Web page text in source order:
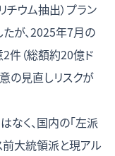
チウム抽出）プラン
が、2025年7月の
件（総額約20億ド
の見直しリスクが
なく、国内の「左派
前大統領派と現アル